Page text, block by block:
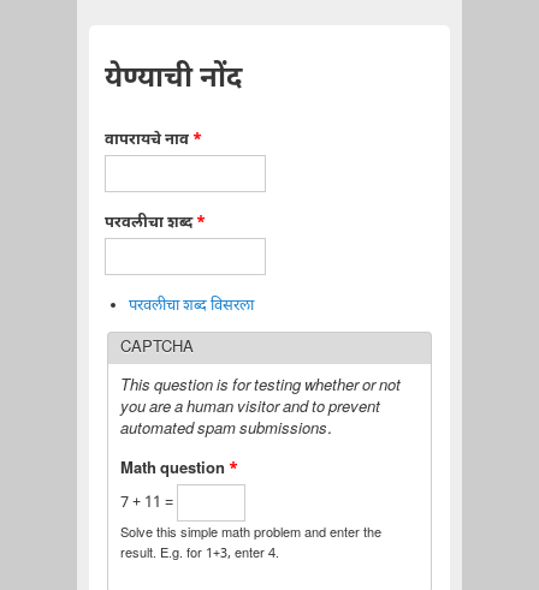
येण्याची नोंद
वापरायचे नाव *
परवलीचा शब्द*
परवलीचा शब्द विसरला
CAPTCHA
This question is for testing whether or not
you are a human visitor and to prevent
automated spam submissions.
Math question *
7 + 11 =
Solve this simple math problem and enter the
result. E.g. for 1+3, enter 4.